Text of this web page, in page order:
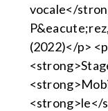
vocale</
(2022)</p>
<strong>le</